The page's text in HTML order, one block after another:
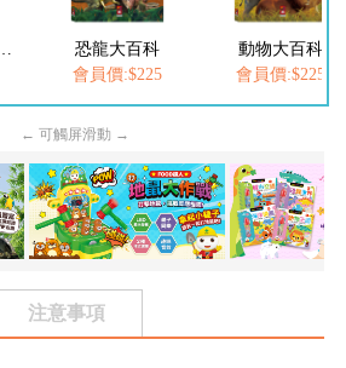
恐龍大百科
會員價:$225
動物大百科
會員價:$225
← 可觸屏滑動 →
注意事項